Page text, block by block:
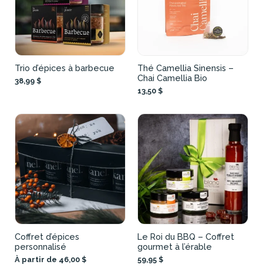
Trio d’épices à barbecue
38,99 $
Thé Camellia Sinensis –
Chai Camellia Bio
13,50 $
Coffret d’épices
personnalisé
À partir de 46,00 $
Le Roi du BBQ – Coffret
gourmet à l’érable
59,95 $